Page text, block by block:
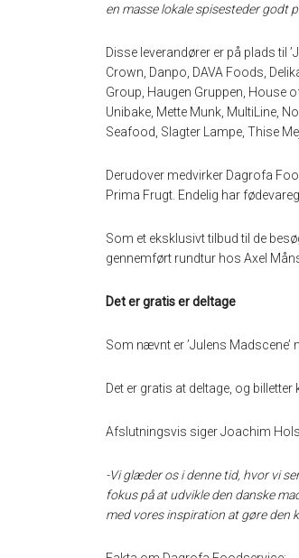
en masse lokale spisesteder godt
Disse leverandører er på plads til
Crown, Danpo, DAVA Foods,
Group, Haugen Gruppen, House
Unibake, Mette Munk, MultiLine,
Seafood, Slagter Lampe, Thise
Derudover medvirker Dagrofa
Prima Frugt. Endelig har
Som et eksklusivt tilbud til de
gennemført rundtur hos Axel
Det er gratis er deltage
Som nævnt er ’Julens
Det er gratis at deltage, og
Afslutningsvis siger Joachim
-Vi glæder os i denne tid, hvor vi
fokus på at udvikle den danske
med vores inspiration at gøre den